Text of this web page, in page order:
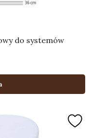
do systemów